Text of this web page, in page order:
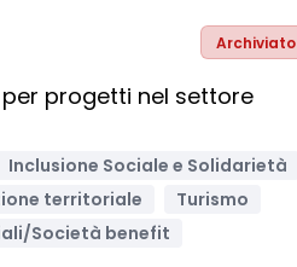
Archiviato
progetti nel settore
Inclusione Sociale e Solidarietà
territoriale
Turismo
Società benefit